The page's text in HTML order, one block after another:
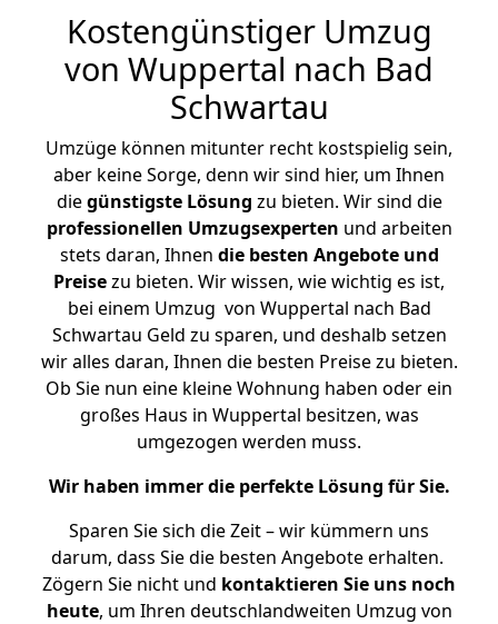
Kostengünstiger Umzug
von Wuppertal nach Bad
Schwartau
Umzüge können mitunter recht kostspielig sein,
aber keine Sorge, denn wir sind hier, um Ihnen
diegünstigste Lösung zu bieten. Wir sind die
professionellen Umzugsexperten und arbeiten
stets daran, Ihnen die besten Angebote und
Preisezu bieten. Wir wissen, wie wichtig es ist,
bei einem Umzug von Wuppertal nach Bad
Schwartau Geld zu sparen, und deshalb setzen
wir alles daran, Ihnen die besten Preise zu bieten.
Ob Sie nun eine kleine Wohnung haben oder ein
großes Haus in Wuppertal besitzen, was
umgezogen werden muss.
Wir haben immer die perfekte Lösung für Sie.
Sparen Sie sich die Zeit – wir kümmern uns
darum, dass Sie die besten Angebote erhalten.
Zögern Sie nicht und kontaktieren Sie uns noch
heute, um Ihren deutschlandweiten Umzug von